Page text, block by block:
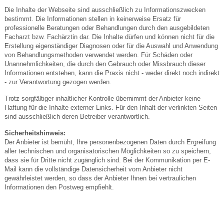
Die Inhalte der Webseite sind ausschließlich zu Informationszwecken
bestimmt. Die Informationen stellen in keinerweise Ersatz für
professionelle Beratungen oder Behandlungen durch den ausgebildeten
Facharzt bzw. Fachärztin dar. Die Inhalte dürfen und können nicht für die
Erstellung eigenständiger Diagnosen oder für die Auswahl und Anwendung
von Behandlungsmethoden verwendet werden. Für Schäden oder
Unannehmlichkeiten, die durch den Gebrauch oder Missbrauch dieser
Informationen entstehen, kann die Praxis nicht - weder direkt noch indirekt
- zur Verantwortung gezogen werden.
Trotz sorgfältiger inhaltlicher Kontrolle übernimmt der Anbieter keine
Haftung für die Inhalte externer Links. Für den Inhalt der verlinkten Seiten
sind ausschließlich deren Betreiber verantwortlich.
Sicherheitshinweis:
Der Anbieter ist bemüht, Ihre personenbezogenen Daten durch Ergreifung
aller technischen und organisatorischen Möglichkeiten so zu speichern,
dass sie für Dritte nicht zugänglich sind. Bei der Kommunikation per E-
Mail kann die vollständige Datensicherheit vom Anbieter nicht
gewährleistet werden, so dass der Anbieter Ihnen bei vertraulichen
Informationen den Postweg empfiehlt.